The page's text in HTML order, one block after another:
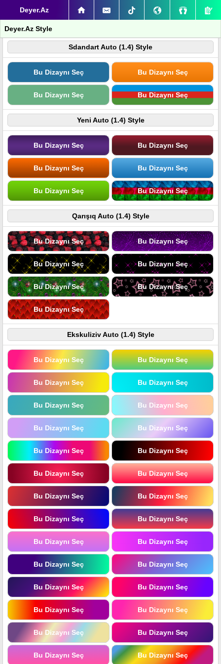
Deyer.Az
Deyer.Az Style
Sdandart Auto (1.4) Style
Bu Dizaynı Seç Bu Dizaynı Seç
Bu Dizaynı Seç Bu Dizaynı Seç
Yeni Auto (1.4) Style
Bu Dizaynı Seç Bu Dizaynı Seç
Bu Dizaynı Seç Bu Dizaynı Seç
Bu Dizaynı Seç Bu Dizaynı Seç
Qarışıq Auto (1.4) Style
Bu Dizaynı Seç Bu Dizaynı Seç
Bu Dizaynı Seç Bu Dizaynı Seç
Bu Dizaynı Seç Bu Dizaynı Seç
Bu Dizaynı Seç
Ekskuliziv Auto (1.4) Style
Bu Dizaynı Seç Bu Dizaynı Seç
Bu Dizaynı Seç Bu Dizaynı Seç
Bu Dizaynı Seç Bu Dizaynı Seç
Bu Dizaynı Seç Bu Dizaynı Seç
Bu Dizaynı Seç Bu Dizaynı Seç
Bu Dizaynı Seç Bu Dizaynı Seç
Bu Dizaynı Seç Bu Dizaynı Seç
Bu Dizaynı Seç Bu Dizaynı Seç
Bu Dizaynı Seç Bu Dizaynı Seç
Bu Dizaynı Seç Bu Dizaynı Seç
Bu Dizaynı Seç Bu Dizaynı Seç
Bu Dizaynı Seç Bu Dizaynı Seç
Bu Dizaynı Seç Bu Dizaynı Seç
Bu Dizaynı Seç Bu Dizaynı Seç